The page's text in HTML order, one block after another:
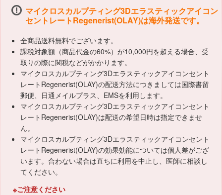
マイクロスカルプティング3Dエラスティックアイコン
セントレートRegenerist(OLAY)は海外発送です。
全商品送料無料でございます。
課税対象額（商品代金の60%）が10,000円を超える場合、受
取りの際に関税などがかかります。
マイクロスカルプティング3Dエラスティックアイコンセント
レートRegenerist(OLAY)の配送方法につきましては国際書留
郵便、日通メイルプラス、EMSを利用します。
マイクロスカルプティング3Dエラスティックアイコンセント
レートRegenerist(OLAY)は配送の希望日時は指定できませ
ん。
マイクロスカルプティング3Dエラスティックアイコンセント
レートRegenerist(OLAY)の効果効能については個人差がござ
います。合わない場合は直ちに利用を中止し、医師に相談し
てください。
※ご注意ください